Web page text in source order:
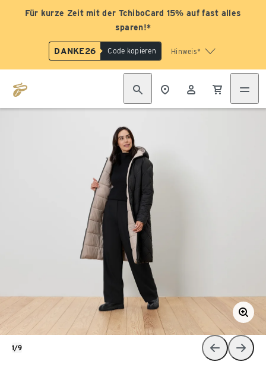
Für kurze Zeit mit der TchiboCard 15% auf fast alles
sparen!*
DANKE26 Code kopieren Hinweis*
1/9